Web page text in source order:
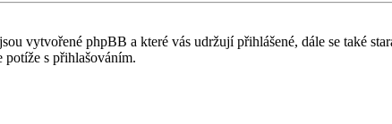
vytvořené phpBB a které vás udržují přihlášené, dále se také
potíže s přihlašováním.